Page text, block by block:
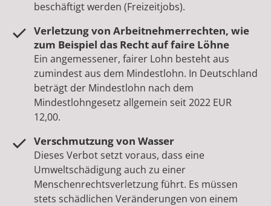
beschäftigt werden (Freizeitjobs).
Verletzung von Arbeitnehmerrechten, wie
zum Beispiel das Recht auf faire Löhne
Ein angemessener, fairer Lohn besteht aus
zumindest aus dem Mindestlohn. In Deutschland
beträgt der Mindestlohn nach dem
Mindestlohngesetz allgemein seit 2022 EUR
12,00.
Verschmutzung von Wasser
Dieses Verbot setzt voraus, dass eine
Umweltschädigung auch zu einer
Menschenrechtsverletzung führt. Es müssen
stets schädlichen Veränderungen von einem